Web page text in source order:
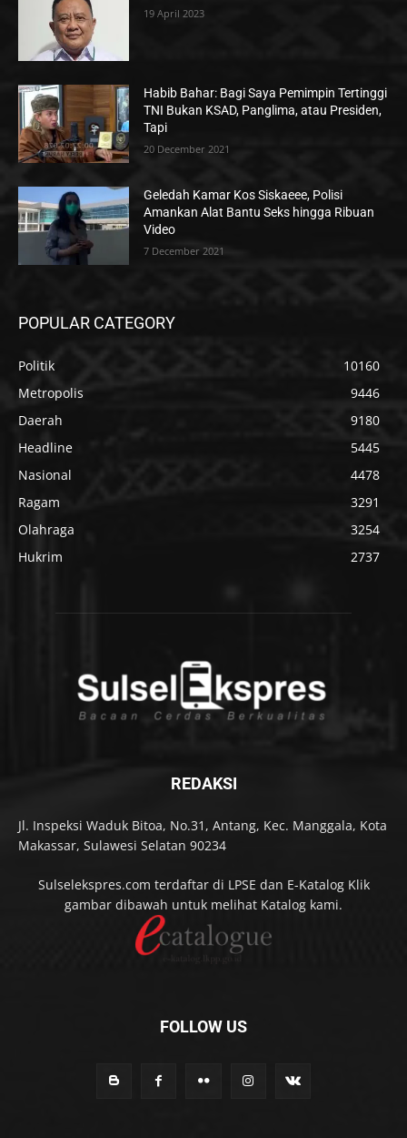
19 April 2023
Habib Bahar: Bagi Saya Pemimpin Tertinggi
TNI Bukan KSAD, Panglima, atau Presiden,
Tapi
20 December 2021
Geledah Kamar Kos Siskaeee, Polisi
Amankan Alat Bantu Seks hingga Ribuan
Video
7 December 2021
POPULAR CATEGORY
Politik
10160
Metropolis
9446
Daerah
9180
Headline
5445
Nasional
4478
Ragam
3291
Olahraga
3254
Hukrim
2737
REDAKSI
Jl. Inspeksi Waduk Bitoa, No.31, Antang, Kec. Manggala, Kota
Makassar, Sulawesi Selatan 90234
Sulselekspres.com terdaftar di LPSE dan E-Katalog Klik
gambar dibawah untuk melihat Katalog kami.
FOLLOW US